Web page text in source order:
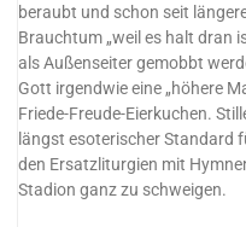
beraubt und schon seit
Brauchtum „weil es halt dran
als Außenseiter gemobbt
Gott irgendwie eine „höhere
Friede-Freude-Eierkuchen.
längst esoterischer Standard
den Ersatzliturgien mit
Stadion ganz zu schweigen.